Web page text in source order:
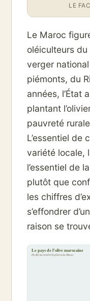
LE
Le Maroc
oléiculteurs
verger
piémonts, du
années, l’État
plantant
pauvreté
L’essentiel de
variété locale,
l’essentiel de
plutôt que
les chiffres
s’effondrer
raison se
Le pays de l’olive marocaine
Du Rif au nord à la plaine du Haouz